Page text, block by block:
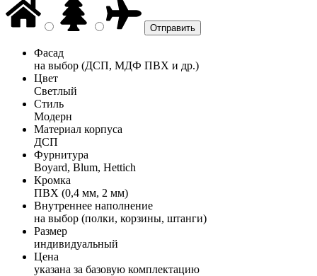
Фасад
на выбор (ДСП, МДФ ПВХ и др.)
Цвет
Светлый
Стиль
Модерн
Материал корпуса
ДСП
Фурнитура
Boyard, Blum, Hettich
Кромка
ПВХ (0,4 мм, 2 мм)
Внутреннее наполнение
на выбор (полки, корзины, штанги)
Размер
индивидуальный
Цена
указана за базовую комплектацию